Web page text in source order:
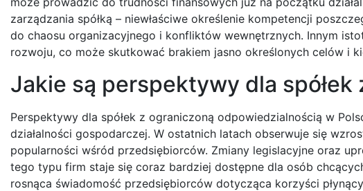
zarządzania spółką – niewłaściwe określenie kompetencji
do chaosu organizacyjnego i konfliktów wewnętrznych. Innym
rozwoju, co może skutkować brakiem jasno określonych celów i
Jakie są perspektywy dla spółek
Perspektywy dla spółek z ograniczoną odpowiedzialnością w
działalności gospodarczej. W ostatnich latach obserwuje się
popularności wśród przedsiębiorców. Zmiany legislacyjne oraz
tego typu firm staje się coraz bardziej dostępne dla osób
rosnąca świadomość przedsiębiorców dotycząca korzyści